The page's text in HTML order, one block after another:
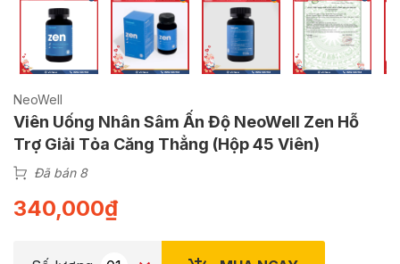
NeoWell
Viên Uống Nhân Sâm Ấn Độ NeoWell Zen Hỗ
Trợ Giải Tỏa Căng Thẳng (Hộp 45 Viên)
Đã bán 8
340,000₫